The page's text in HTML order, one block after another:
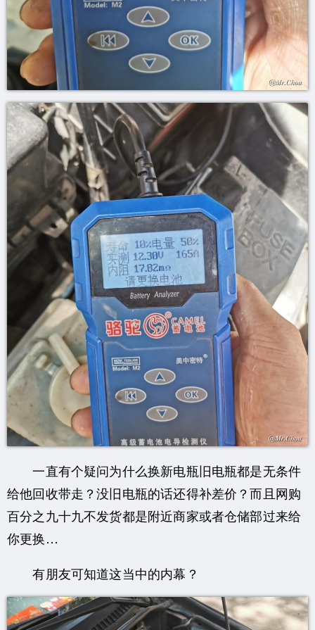
一直有个疑问为什么换新电瓶旧电瓶都是无条件
给他回收带走？没旧电瓶的话还得补差价？而且网购
百分之九十九不发货都是附近商家或者仓储部过来给
你更换…
有朋友可知道这当中的内幕？